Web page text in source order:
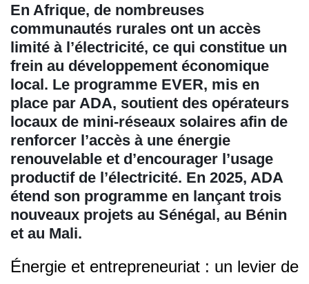
En Afrique, de nombreuses
communautés rurales ont un accès
limité à l’électricité, ce qui constitue un
frein au développement économique
local. Le programme EVER, mis en
place par ADA, soutient des opérateurs
locaux de mini-réseaux solaires afin de
renforcer l’accès à une énergie
renouvelable et d’encourager l’usage
productif de l’électricité. En 2025, ADA
étend son programme en lançant trois
nouveaux projets au Sénégal, au Bénin
et au Mali.
Énergie et entrepreneuriat : un levier de